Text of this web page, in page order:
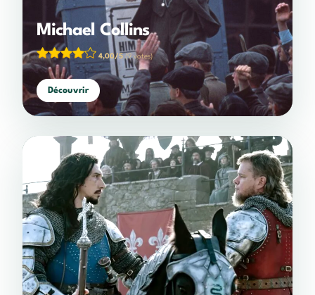
Michael Collins
4,00/5 (9 votes)
Découvrir